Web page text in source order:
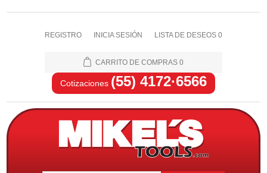
REGISTRO INICIA SESIÓN LISTA DE DESEOS 0
CARRITO DE COMPRAS 0
Cotizaciones (55) 4172·6566